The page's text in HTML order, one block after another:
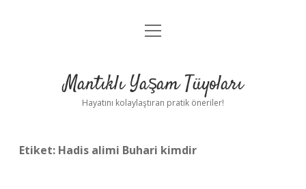
Anasayfa
Yasal Uyarı
menüyü
Mantıklı Yaşam Tüyoları
Hayatını kolaylaştıran pratik öneriler!
Etiket: Hadis alimi Buhari kimdir